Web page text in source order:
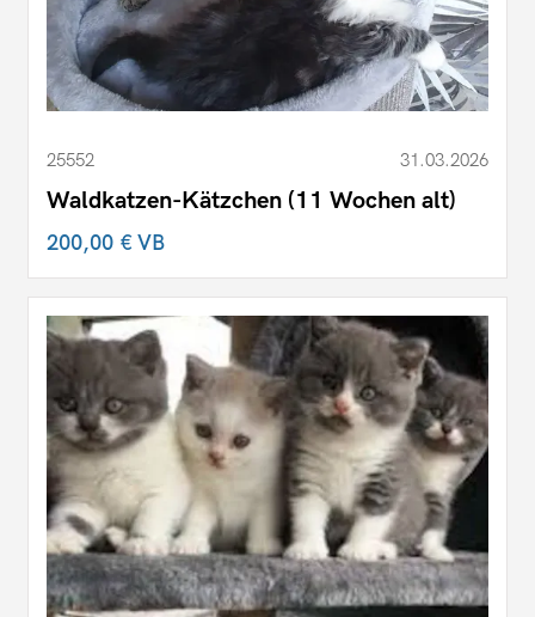
25552 31.03.2026
Waldkatzen-Kätzchen (11 Wochen alt)
200,00 €VB